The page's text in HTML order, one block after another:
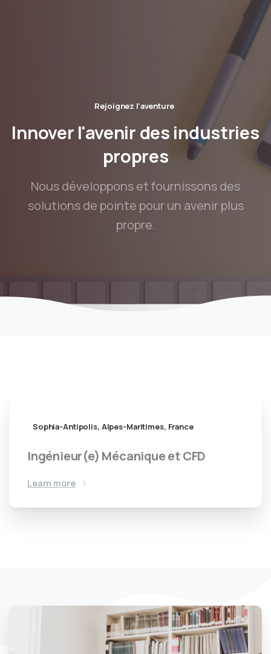
Rejoignez l'aventure
Innover l'avenir des industries
propres
Nous développons et fournissons des
solutions de pointe pour un avenir plus
propre.
Sophia-Antipolis, Alpes-Maritimes, France
Ingénieur(e) Mécanique et CFD
Learn more